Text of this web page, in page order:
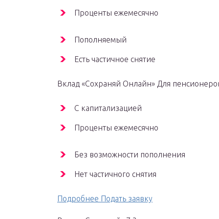
Проценты ежемесячно
Пополняемый
Есть частичное снятие
Вклад «Сохраняй Онлайн» Для
С капитализацией
Проценты ежемесячно
Без возможности пополнения
Нет частичного снятия
Подробнее Подать заявку